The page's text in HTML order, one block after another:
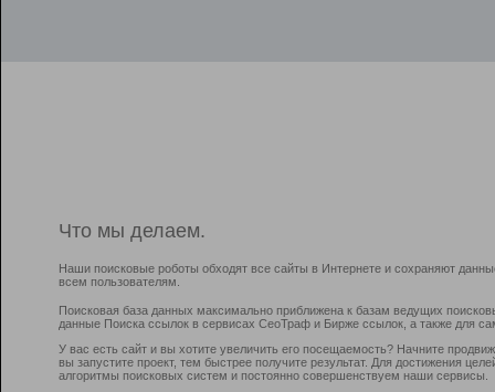
Что мы делаем.
Наши поисковые роботы обходят все сайты в Интернете и сохраняют
всем пользователям.
Поисковая база данных максимально приближена к базам ведущих
данные Поиска ссылок в сервисах СеоТраф и Бирже ссылок, а также для
У вас есть сайт и вы хотите увеличить его посещаемость? Начните
вы запустите проект, тем быстрее получите результат. Для достижения
алгоритмы поисковых систем и постоянно совершенствуем наши сервисы.